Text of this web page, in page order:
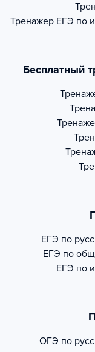
Тренажер ЕГЭ по
Бесплатный
ЕГЭ по
ЕГЭ по
ЕГЭ по
ОГЭ по